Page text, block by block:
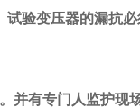
验变压器的漏抗
并有专门人监护现